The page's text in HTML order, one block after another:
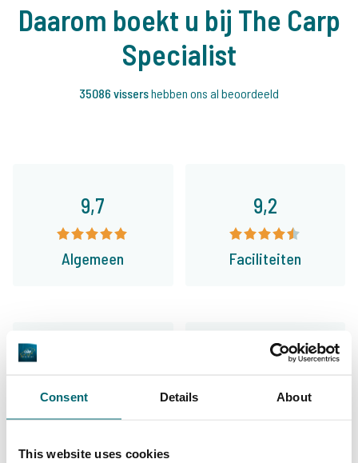
Consent Details About
This website uses cookies
Daarom boekt u bij The Carp
Specialist
35086 vissershebben ons al beoordeeld
9,7
Algemeen
9,2
Faciliteiten
Ons aanbod
9,3